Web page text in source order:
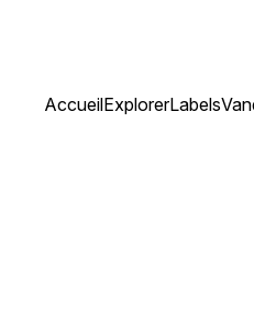
AccueilExplorerLabels